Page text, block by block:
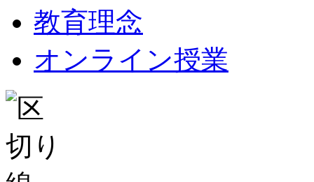
教育理念
オンライン授業